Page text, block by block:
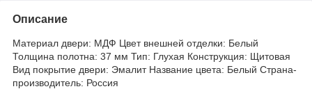
Описание
Материал двери: МДФ Цвет внешней отделки: Белый
Толщина полотна: 37 мм Тип: Глухая Конструкция: Щитовая
Вид покрытие двери: Эмалит Название цвета: Белый Страна-
производитель: Россия